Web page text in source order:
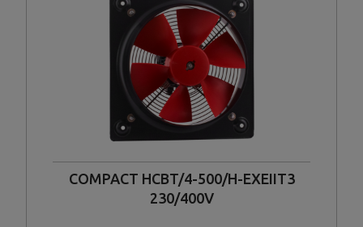
COMPACT HCBT/4-500/H-EXEIIT3
230/400V